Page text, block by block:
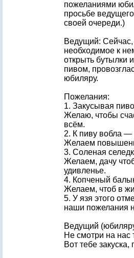
пожеланиями
просьбе
своей очереди.)
Ведущий: Сейчас,
необходимое к
открыть бутылки
пивом,
юбиляру.
Пожелания:
1. Закусывая
Желаю, чтобы
всём.
2. К пиву вобла —
Желаем
3. Соленая
Желаем, дачу
удивленье.
4. Копченый
Желаем, чтоб в
5. У язя этого
наши пожелания
Ведущий
Не смотри на нас
Вот тебе закуска,